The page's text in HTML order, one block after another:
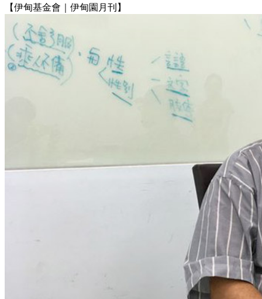
【伊甸基金會｜伊甸園月刊】